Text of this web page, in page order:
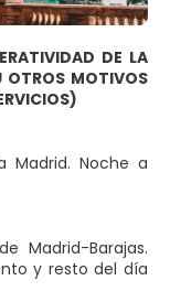
DE LA
OTROS MOTIVOS
Madrid. Noche a
Madrid-Barajas.
y resto del día